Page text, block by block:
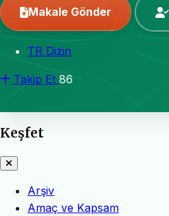
Makale Gönder
TR Dizin
Takip Et 86
Keşfet
Arşiv
Amaç ve Kapsam